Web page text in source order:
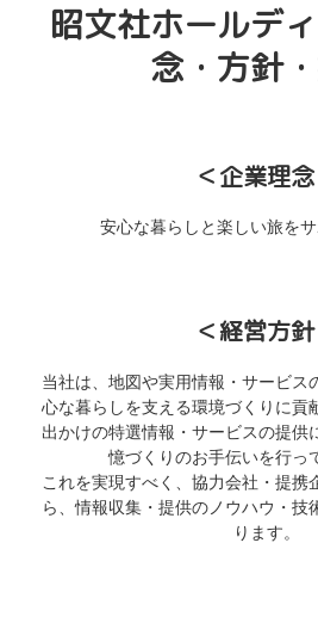
昭文社ホールデ
念・方針
＜企業理
安心な暮らしと楽しい旅を
＜経営方
当社は、地図や実用情報・サービス
心な暮らしを支える環境づくりに貢
出かけの特選情報・サービスの提供
憶づくりのお手伝いを行っ
これを実現すべく、協力会社・提携
ら、情報収集・提供のノウハウ・技
ります。